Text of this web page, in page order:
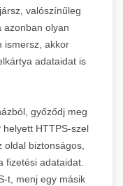
valószínűleg
azonban olyan
ismersz, akkor
adataidat is
győződj meg
HTTPS-szel
biztonságos,
fizetési adataidat.
t, menj egy másik